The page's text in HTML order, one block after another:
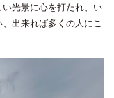
光景に心を打たれ、い
出来れば多くの人にこ